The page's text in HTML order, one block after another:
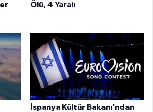
Ölü, 4 Yaralı
İspanya Kültür Bakanı’ndan